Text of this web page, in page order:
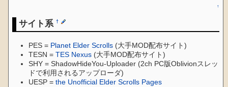
↑
サイト系†
PES = Planet Elder Scrolls (大手MOD配布サイト)
TESN =TES Nexus (大手MOD配布サイト)
SHY = ShadowHideYou-Uploader (2ch PC版Oblivionスレッ
ドで利用されるアップローダ)
UESP =the Unofficial Elder Scrolls Pages